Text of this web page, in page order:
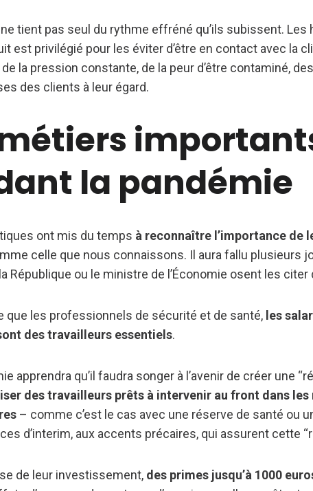
tient pas seul du rythme effréné qu’ils subissent. Les
est privilégié pour les éviter d’être en contact avec la
la pression constante, de la peur d’être contaminé,
des clients à leur égard.
la pandémie
ont mis du temps à reconnaître l’importance de
celle que nous connaissons. Il aura fallu plusieurs
République ou le ministre de l’Économie osent les
que les professionnels de sécurité et de santé, les
des travailleurs essentiels.
apprendra qu’il faudra songer à l’avenir de créer une
des travailleurs prêts à intervenir au front dans les
– comme c’est le cas avec une réserve de santé ou
d’interim, aux accents précaires, qui assurent cette
de leur investissement, des primes jusqu’à 1000